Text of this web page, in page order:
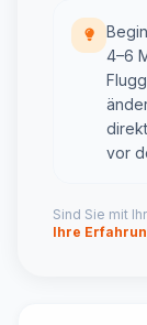
4–6
vor
Sind Sie mit
Ihre